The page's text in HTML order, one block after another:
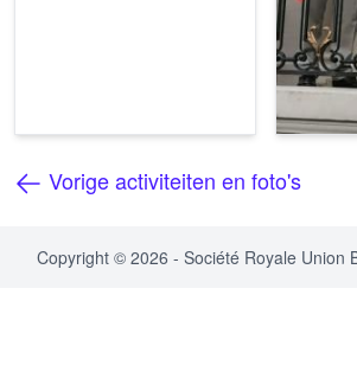
Vorige activiteiten en foto's
Copyright © 2026 - Société Royale Union